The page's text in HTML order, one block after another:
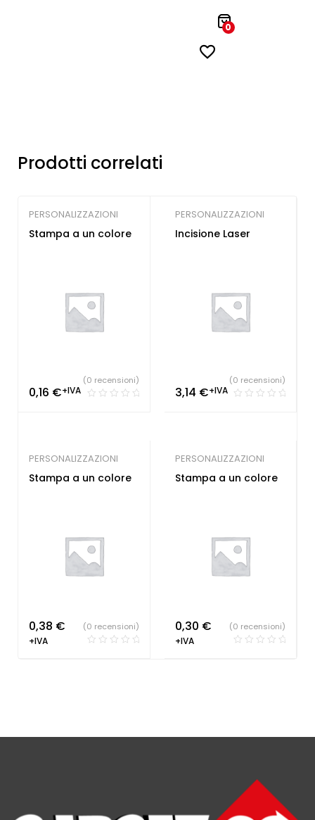
0
Prodotti correlati
PERSONALIZZAZIONI
Stampa a un colore
0,16 €+IVA
(0 recensioni)
PERSONALIZZAZIONI
Incisione Laser
3,14 €+IVA
(0 recensioni)
PERSONALIZZAZIONI
Stampa a un colore
0,38 €
+IVA
(0 recensioni)
PERSONALIZZAZIONI
Stampa a un colore
0,30 €
+IVA
(0 recensioni)